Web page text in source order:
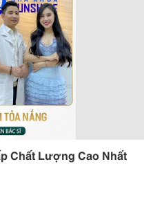
Chất Lượng Cao Nhất